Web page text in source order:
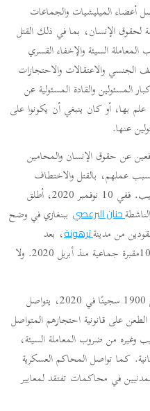
الميليشيات والجماعات
الإنسان، بما في ذلك القتل
السيئة والإخفاء القسري
والاعتقالات والاحتجازات
المسئولين والقادة المسئولية عن
علم بها، أو كان ينبغي أن يكونوا على
عنها.
عن حقوق الإنسان والمحامين
عملهم، بالقتل والاختطاف
والاحتجاز التعسفي والمضايقة والتهديد والترهيب. ففي 10 نوفمبر 2020، أطلق
حنان البرعصي ببنغازي في وضح
من مدينةترهونة، بعد
تصريحات السلطات بالعثور على أكثر من 100مقبرة جماعية منذ أبريل 2020. ولا
ورغم إعلان السلطات الليبية عن إطلاق سراح 1900 سجينًا في 2020، يتواصل
على قانونية احتجازهم المتواصل
التعذيب وغيره من ضروب المعاملة السيئة،
كما تواصل المحاكم العسكرية
المدنيين في محاكمات تفتقد لمعايير